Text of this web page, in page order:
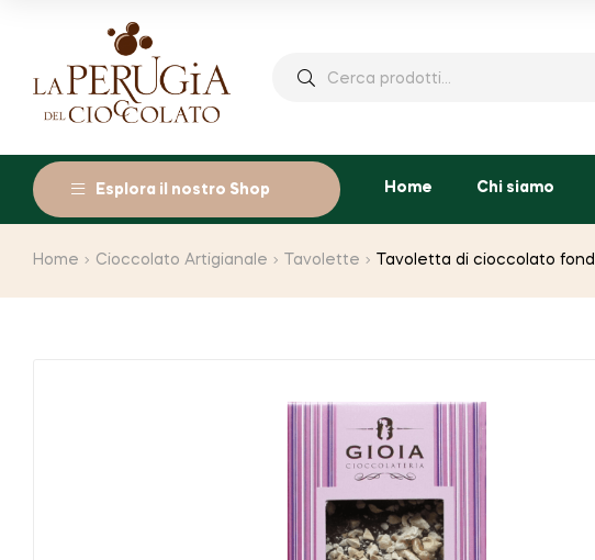
Esplora il nostro Shop Home Chi siamo
Home Cioccolato Artigianale Tavolette Tavoletta di cioccolato